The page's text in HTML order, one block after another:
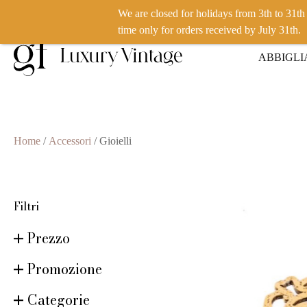
VUOI VENDERE UN PRODOTTO? CLICCA QUI
Home / Accessori / Gioielli
Filtri
Prezzo
Promozione
Categorie
We are closed for holidays from 3th to
time only for orders received by July 31th.